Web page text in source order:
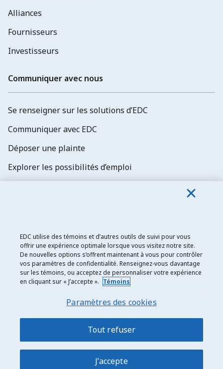
Joignez-vous à une
communauté de plus de
95 000 chefs d’entreprise
qui comptent sur les
renseignements
commerciaux d’EDC.
Alliances
Fournisseurs
Investisseurs
Communiquer avec nous
Se renseigner sur les solutions d’EDC
Communiquer avec EDC
Déposer une plainte
Explorer les possibilités d’emploi
Exportation et développement Canada
Énoncé de confidentialité
Plan du site
EDC utilise des témoins et d’autres outils de suivi pour vous
offrir une expérience optimale lorsque vous visitez notre site.
De nouvelles options s’offrent maintenant à vous pour contrôler
vos paramètres de confidentialité. Renseignez-vous davantage
sur les témoins, ou acceptez de personnaliser votre expérience
en cliquant sur « J’accepte ». Témoins
Paramètres des cookies
Tout refuser
J’accepte